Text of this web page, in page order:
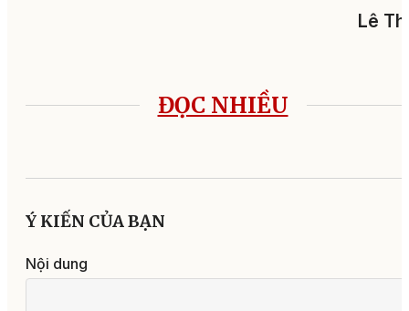
Lê
ĐỌC NHIỀU
Ý KIẾN CỦA BẠN
Nội dung